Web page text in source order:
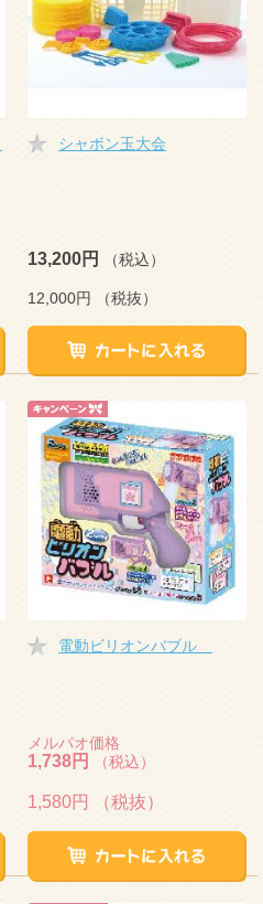
シャボン玉大会
13,200円 （税込）
12,000円 （税抜）
電動ビリオンバブル
メルパオ価格
1,738円 （税込）
1,580円 （税抜）